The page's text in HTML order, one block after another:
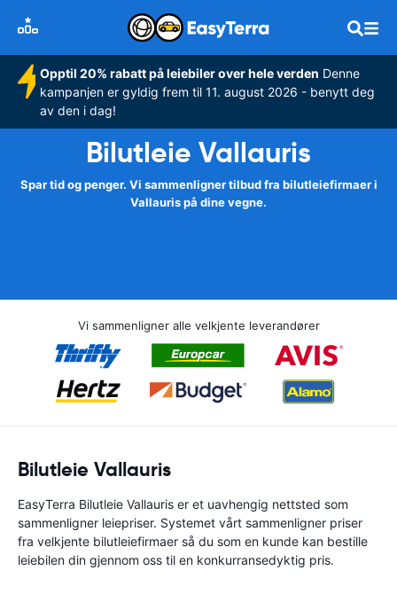
Opptil 20% rabatt på leiebiler over hele verden Denne
kampanjen er gyldig frem til 11. august 2026 - benytt deg
av den i dag!
Bilutleie Vallauris
Spar tid og penger. Vi sammenligner tilbud fra bilutleiefirmaer i
Vallauris på dine vegne.
Vi sammenligner alle velkjente leverandører
Bilutleie Vallauris
EasyTerra Bilutleie Vallauris er et uavhengig nettsted som
sammenligner leiepriser. Systemet vårt sammenligner priser
fra velkjente bilutleiefirmaer så du som en kunde kan bestille
leiebilen din gjennom oss til en konkurransedyktig pris.